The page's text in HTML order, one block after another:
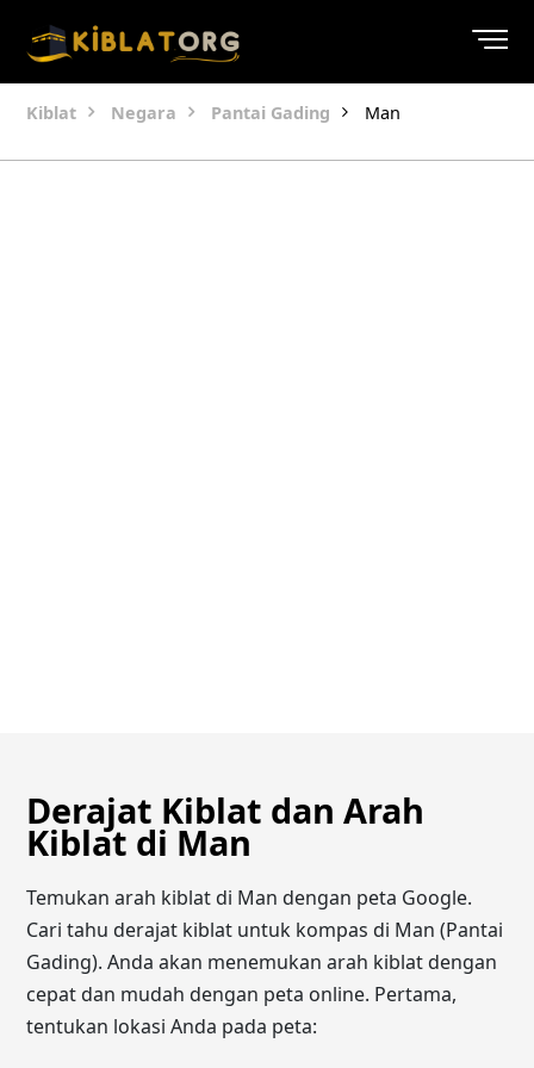
Kiblat Negara Pantai Gading Man
Derajat Kiblat dan Arah
Kiblat di Man
Temukan arah kiblat di Man dengan peta Google.
Cari tahu derajat kiblat untuk kompas di Man (Pantai
Gading). Anda akan menemukan arah kiblat dengan
cepat dan mudah dengan peta online. Pertama,
tentukan lokasi Anda pada peta: